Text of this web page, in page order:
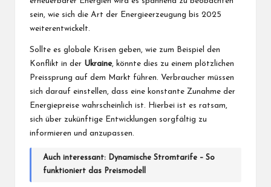
sein, wie sich die Art der Energieerzeugung bis 2025
weiterentwickelt.
Sollte es globale Krisen geben, wie zum Beispiel den
Konflikt in der Ukraine, könnte dies zu einem plötzlichen
Preissprung auf dem Markt führen. Verbraucher müssen
sich darauf einstellen, dass eine konstante Zunahme der
Energiepreise wahrscheinlich ist. Hierbei ist es ratsam,
sich über zukünftige Entwicklungen sorgfältig zu
informieren und anzupassen.
Auch interessant: Dynamische Stromtarife – So
funktioniert das Preismodell